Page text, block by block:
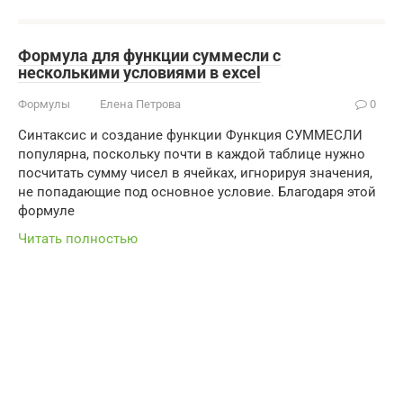
Формула для функции суммесли с
несколькими условиями в excel
Формулы Елена Петрова 0
Синтаксис и создание функции Функция СУММЕСЛИ
популярна, поскольку почти в каждой таблице нужно
посчитать сумму чисел в ячейках, игнорируя значения,
не попадающие под основное условие. Благодаря этой
формуле
Читать полностью